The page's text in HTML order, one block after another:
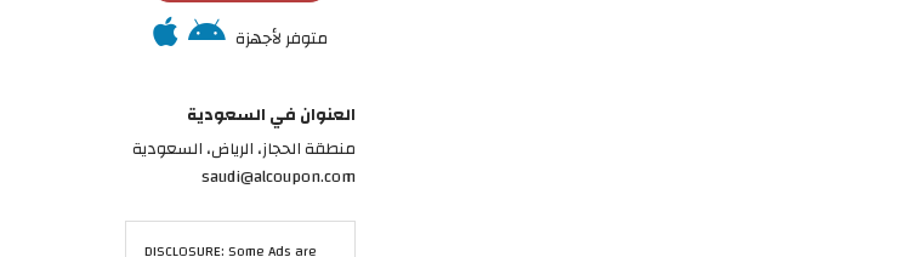
متوفر لأجهزة
العنوان في السعودية
منطقة الحجاز، الرياض، السعودية
saudi@alcoupon.com
DISCLOSURE: Some Ads are